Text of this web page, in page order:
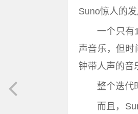
Suno惊人的发
一个只有
声音乐，但时
钟带人声的音
整个迭代
而且，